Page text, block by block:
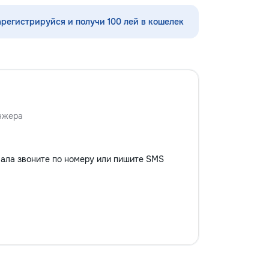
её понятной и
формат с
и получи 100 лей в кошелек
звоните по номеру или пишите SMS